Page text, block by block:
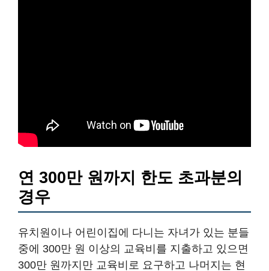
연 300만 원까지 한도 초과분의
경우
유치원이나 어린이집에 다니는 자녀가 있는 분들
중에 300만 원 이상의 교육비를 지출하고 있으면
300만 원까지만 교육비로 요구하고 나머지는 현